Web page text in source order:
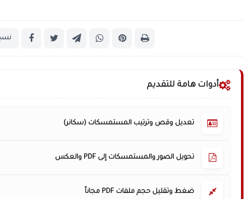
أدوات هامة للتقديم
تعديل وقص وترتيب المستمسكات (سكانر)
تحويل الصور والمستمسكات إلى PDF والعكس
ضغط وتقليل حجم ملفات PDF مجاناً